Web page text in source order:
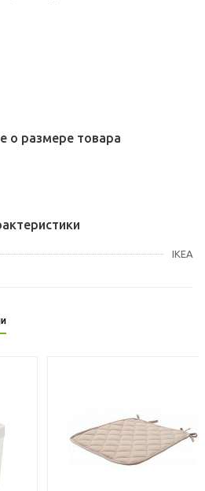
о размере товара
IKEA